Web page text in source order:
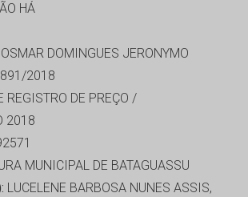
HÁ
DOMINGUES JERONYMO
2018
REGISTRO DE PREÇO /
2018
MUNICIPAL DE BATAGUASSU
LUCELENE BARBOSA NUNES ASSIS,